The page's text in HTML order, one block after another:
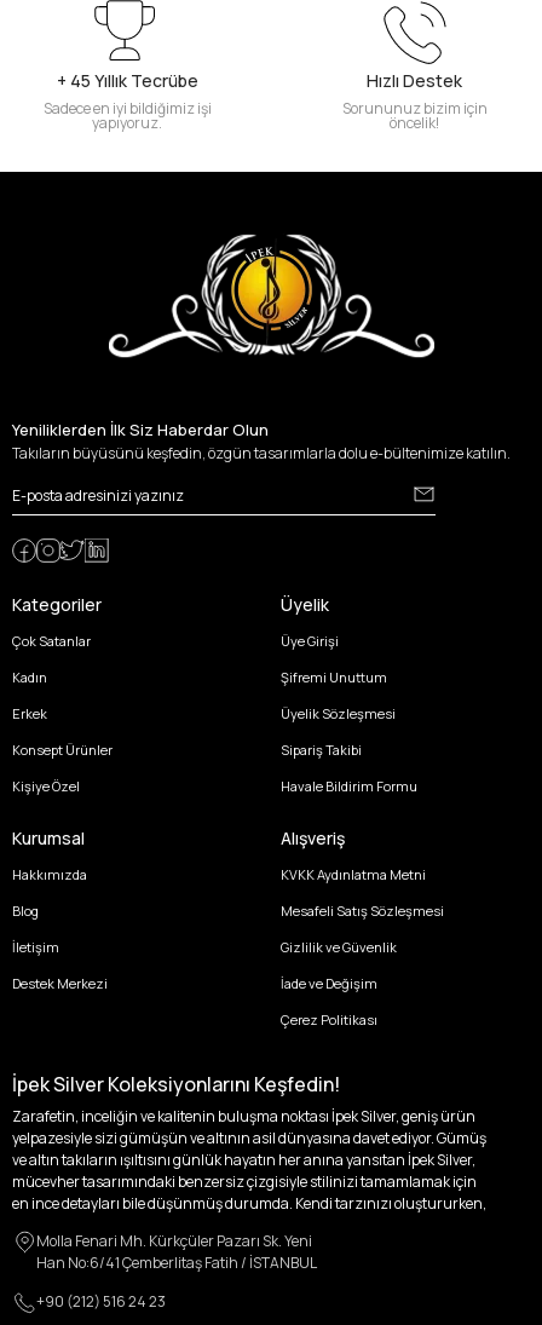
+ 45 Yıllık Tecrübe
Sadece en iyi bildiğimiz işi
yapıyoruz.
Hızlı Destek
Sorununuz bizim için
öncelik!
Yeniliklerden İlk Siz Haberdar Olun
Takıların büyüsünü keşfedin, özgün tasarımlarla dolu e-bültenimize katılın.
Kategoriler
Çok Satanlar
Kadın
Erkek
Konsept Ürünler
Kişiye Özel
Üyelik
Üye Girişi
Şifremi Unuttum
Üyelik Sözleşmesi
Sipariş Takibi
Havale Bildirim Formu
Kurumsal
Hakkımızda
Blog
İletişim
Destek Merkezi
Alışveriş
KVKK Aydınlatma Metni
Mesafeli Satış Sözleşmesi
Gizlilik ve Güvenlik
İade ve Değişim
Çerez Politikası
İpek Silver Koleksiyonlarını Keşfedin!
Zarafetin, inceliğin ve kalitenin buluşma noktası İpek Silver, geniş ürün
yelpazesiyle sizi gümüşün ve altının asil dünyasına davet ediyor. Gümüş
ve altın takıların ışıltısını günlük hayatın her anına yansıtan İpek Silver,
mücevher tasarımındaki benzersiz çizgisiyle stilinizi tamamlamak için
en ince detayları bile düşünmüş durumda. Kendi tarzınızı oluştururken,
özgünlüğünüzü ön plana çıkaracak tasarımlarımızla tanışın.
İpek Silver’da her bir parça, sizin benzersiz hikayenizi anlatıyor. İster
kendinizi ifade etmek için özel bir parça arayışında olun, ister
Molla Fenari Mh. Kürkçüler Pazarı Sk. Yeni
Han No:6/41 Çemberlitaş Fatih / İSTANBUL
+90 (212) 516 24 23